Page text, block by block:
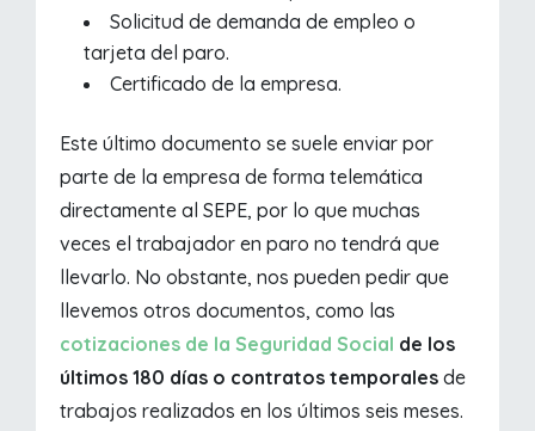
Solicitud de demanda de empleo o
tarjeta del paro.
Certificado de la empresa.
Este último documento se suele enviar por
parte de la empresa de forma telemática
directamente al SEPE, por lo que muchas
veces el trabajador en paro no tendrá que
llevarlo. No obstante, nos pueden pedir que
llevemos otros documentos, como las
cotizaciones de la Seguridad Social de los
últimos 180 días o contratos temporales de
trabajos realizados en los últimos seis meses.